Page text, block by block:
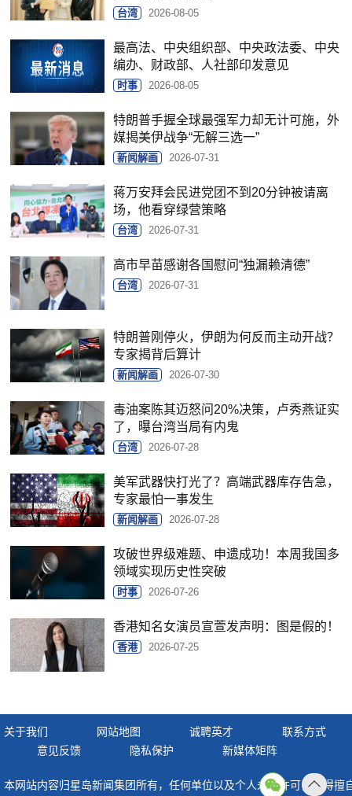
台湾 2026-08-05
最高法、中央组织部、中央政法委、中央
编办、财政部、人社部印发意见
时事 2026-08-05
特朗普手握全球最强军力却无计可施，外
媒揭美伊战争“无解三选一”
新闻解画 2026-07-31
蒋万安拜会民进党团不到20分钟被请离
场，他看穿绿营策略
台湾 2026-07-31
高市早苗感谢各国慰问“独漏赖清德”
台湾 2026-07-31
特朗普刚停火，伊朗为何反而主动开战？
专家揭背后算计
新闻解画 2026-07-30
毒油案陈其迈怒问20%决策，卢秀燕证实
了，曝台湾当局有内鬼
台湾 2026-07-28
美军武器快打光了？高端武器库存告急，
专家最怕一事发生
新闻解画 2026-07-28
攻破世界级难题、申遗成功！本周我国多
领域实现历史性突破
时事 2026-07-26
香港知名女演员宣萱发声明：图是假的！
香港 2026-07-25
关于我们 网站地图 诚聘英才
联系方式
意见反馈
隐私保护 新媒体矩阵
本网站内容归星岛新闻集团所有，任何单位以及个人未经许可，不得擅